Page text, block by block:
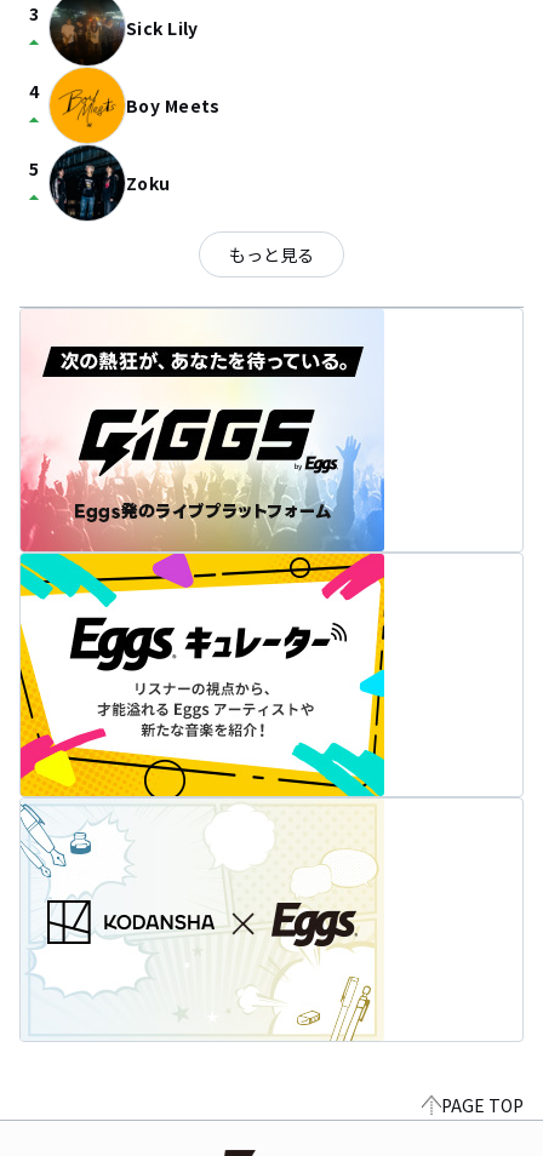
3
arrow_drop_up Sick Lily
4
arrow_drop_up Boy Meets
5
arrow_drop_up Zoku
もっと見る
PAGE TOP